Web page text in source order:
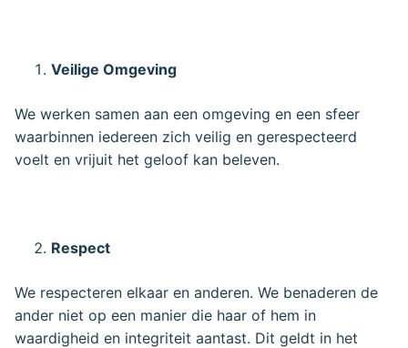
Veilige Omgeving
We werken samen aan een omgeving en een sfeer
waarbinnen iedereen zich veilig en gerespecteerd
voelt en vrijuit het geloof kan beleven.
Respect
We respecteren elkaar en anderen. We benaderen de
ander niet op een manier die haar of hem in
waardigheid en integriteit aantast. Dit geldt in het